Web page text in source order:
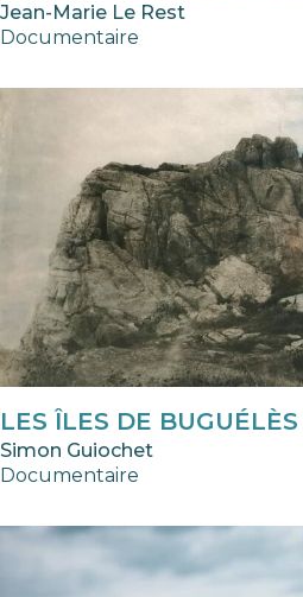
Jean-Marie Le Rest
Documentaire
LES ÎLES DE BUGUÉLÈS
Simon Guiochet
Documentaire